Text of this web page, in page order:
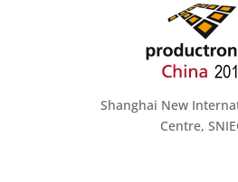
Shanghai New
Centre,